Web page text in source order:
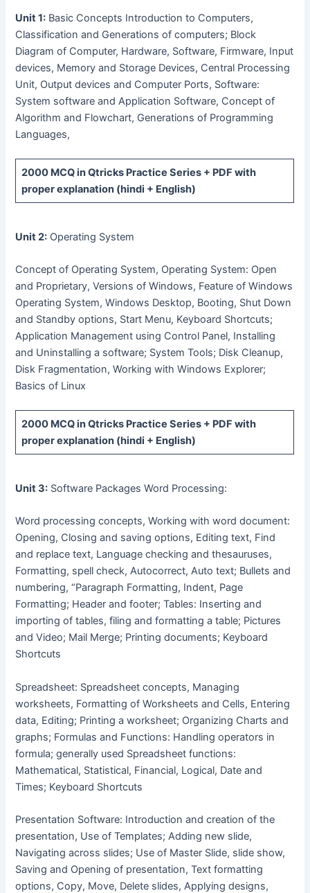
Unit 1: Basic Concepts Introduction to Computers,
Classification and Generations of computers; Block
Diagram of Computer, Hardware, Software, Firmware, Input
devices, Memory and Storage Devices, Central Processing
Unit, Output devices and Computer Ports, Software:
System software and Application Software, Concept of
Algorithm and Flowchart, Generations of Programming
Languages,
2000 MCQin Qtricks Practice Series + PDF with
proper explanation (hindi + English)
Unit 2: Operating System
Concept of Operating System, Operating System: Open
and Proprietary, Versions of Windows, Feature of Windows
Operating System, Windows Desktop, Booting, Shut Down
and Standby options, Start Menu, Keyboard Shortcuts;
Application Management using Control Panel, Installing
and Uninstalling a software; System Tools; Disk Cleanup,
Disk Fragmentation, Working with Windows Explorer;
Basics of Linux
2000 MCQin Qtricks Practice Series + PDF with
proper explanation (hindi + English)
Unit 3: Software Packages Word Processing:
Word processing concepts, Working with word document:
Opening, Closing and saving options, Editing text, Find
and replace text, Language checking and thesauruses,
Formatting, spell check, Autocorrect, Auto text; Bullets and
numbering, “Paragraph Formatting, Indent, Page
Formatting; Header and footer; Tables: Inserting and
importing of tables, filing and formatting a table; Pictures
and Video; Mail Merge; Printing documents; Keyboard
Shortcuts
Spreadsheet: Spreadsheet concepts, Managing
worksheets, Formatting of Worksheets and Cells, Entering
data, Editing; Printing a worksheet; Organizing Charts and
graphs; Formulas and Functions: Handling operators in
formula; generally used Spreadsheet functions:
Mathematical, Statistical, Financial, Logical, Date and
Times; Keyboard Shortcuts
Presentation Software: Introduction and creation of the
presentation, Use of Templates; Adding new slide,
Navigating across slides; Use of Master Slide, slide show,
Saving and Opening of presentation, Text formatting
options, Copy, Move, Delete slides, Applying designs,